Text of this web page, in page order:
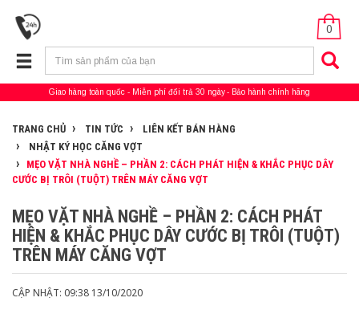
0
Giao hàng toàn quốc Miễn phí đổi trả 30 ngày Bảo hành chính hãng
TRANG CHỦ TIN TỨC
LIÊN KẾT BÁN HÀNG
NHẬT KÝ HỌC CĂNG VỢT
MẸO VẶT NHÀ NGHỀ – PHẦN 2: CÁCH PHÁT HIỆN & KHẮC PHỤC DÂY
CƯỚC BỊ TRÔI (TUỘT) TRÊN MÁY CĂNG VỢT
MẸO VẶT NHÀ NGHỀ – PHẦN 2: CÁCH PHÁT
HIỆN & KHẮC PHỤC DÂY CƯỚC BỊ TRÔI (TUỘT)
TRÊN MÁY CĂNG VỢT
CẬP NHẬT: 09:38 13/10/2020